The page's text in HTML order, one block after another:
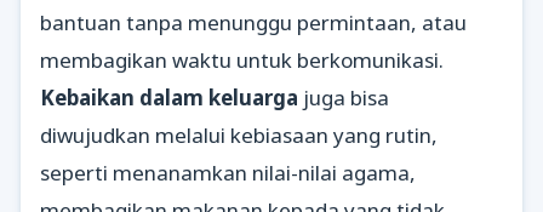
bantuan tanpa menunggu permintaan, atau
membagikan waktu untuk berkomunikasi.
Kebaikan dalam keluarga juga bisa
diwujudkan melalui kebiasaan yang rutin,
seperti menanamkan nilai-nilai agama,